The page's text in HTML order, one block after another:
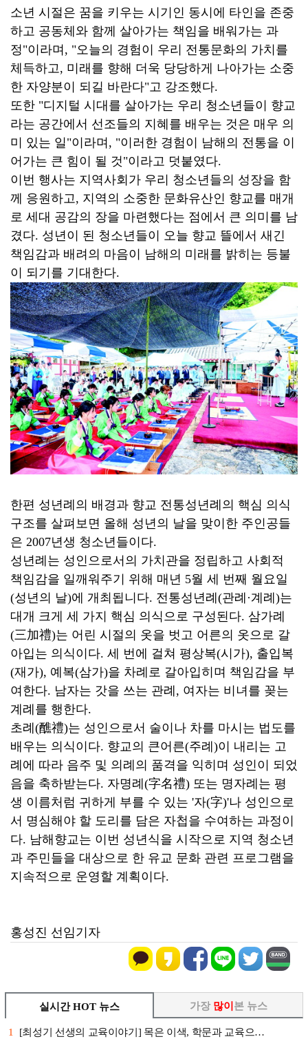
소년 시절은 꿈을 키우는 시기인 동시에 타인을 존중
하고 공동체와 함께 살아가는 책임을 배워가는 과
정"이라며, "오늘의 경험이 우리 전통문화의 가치를
체득하고, 미래를 향해 더욱 당당하게 나아가는 소중
한 자양분이 되길 바란다"고 강조했다.
또한 "디지털 시대를 살아가는 우리 청소년들이 향교
라는 공간에서 선조들의 지혜를 배우는 것은 매우 의
미 있는 일"이라며, "이러한 경험이 남해의 전통을 이
어가는 큰 힘이 될 것"이라고 덧붙였다.
이번 행사는 지역사회가 우리 청소년들의 성장을 함
께 응원하고, 지역의 소중한 문화유산인 향교를 매개
로 세대 공감의 장을 마련했다는 점에서 큰 의미를 남
겼다. 성년이 된 청소년들이 오늘 향교 뜰에서 새긴
책임감과 배려의 마음이 남해의 미래를 밝히는 등불
이 되기를 기대한다.
한편 성년례의 배경과 향교 전통성년례의 핵심 의식
구조를 살펴보면 올해 성년의 날을 맞이한 주인공들
은 2007년생 청소년들이다.
성년례는 성인으로서의 가치관을 정립하고 사회적
책임감을 일깨워주기 위해 매년 5월 세 번째 월요일
(성년의 날)에 개최됩니다. 전통성년례(관례·계례)는
대개 크게 세 가지 핵심 의식으로 구성된다. 삼가례
(三加禮)는 어린 시절의 옷을 벗고 어른의 옷으로 갈
아입는 의식이다. 세 번에 걸쳐 평상복(시가), 출입복
(재가), 예복(삼가)을 차례로 갈아입히며 책임감을 부
여한다. 남자는 갓을 쓰는 관례, 여자는 비녀를 꽂는
계례를 행한다.
초례(醮禮)는 성인으로서 술이나 차를 마시는 법도를
배우는 의식이다. 향교의 큰어른(주례)이 내리는 고
례에 따라 음주 및 의례의 품격을 익히며 성인이 되었
음을 축하받는다. 자명례(字名禮) 또는 명자례는 평
생 이름처럼 귀하게 부를 수 있는 '자(字)'나 성인으로
서 명심해야 할 도리를 담은 자첩을 수여하는 과정이
다. 남해향교는 이번 성년식을 시작으로 지역 청소년
과 주민들을 대상으로 한 유교 문화 관련 프로그램을
지속적으로 운영할 계획이다.
홍성진 선임기자
실시간 HOT 뉴스
1 [최성기 선생의 교육이야기] 목은 이색, 학문과 교육으…
가장 많이 본 뉴스